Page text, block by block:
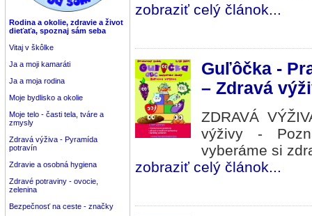
Rodina a okolie, zdravie a život
dieťaťa, spoznaj sám seba
Vitaj v škôlke
Ja a moji kamaráti
Ja a moja rodina
Moje bydlisko a okolie
Moje telo - časti tela, tváre a
zmysly
Zdravá výživa - Pyramída
potravín
Zdravie a osobná hygiena
Zdravé potraviny - ovocie,
zelenina
Bezpečnosť na ceste - značky
zobraziť celý článok...
Guľôčka -
– Zdravá
ZDRAVÁ
výživy -
vyberáme si
zobraziť celý článok...